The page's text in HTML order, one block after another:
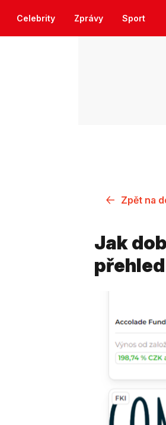
Celebrity Zprávy Sport
Zpět na
Jak